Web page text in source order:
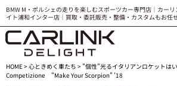
BMW M・ポルシェの走りを楽しむスポーツカー専門店｜カーリ
イト浦和インター店｜買取・委託販売・整備・カスタムもお任
HOME>心ときめく車たち > ”個性”光るイタリアンロケットは
Competizione ”Make Your Scorpion” ’18